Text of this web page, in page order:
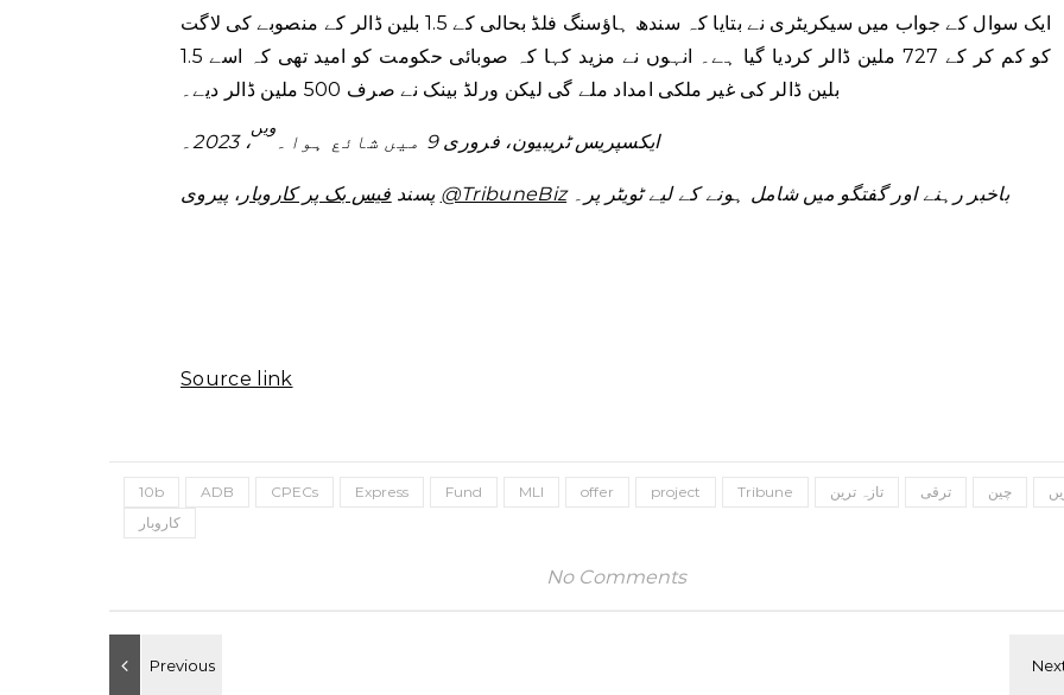
ایک سوال کے جواب میں سیکریٹری نے بتایا کہ سندھ ہاؤسنگ فلڈ بحالی کے 1.5 بلین ڈالر کے منصوبے کی لاگت
کو کم کر کے 727 ملین ڈالر کردیا گیا ہے۔ انہوں نے مزید کہا کہ صوبائی حکومت کو امید تھی کہ اسے 1.5
بلین ڈالر کی غیر ملکی امداد ملے گی لیکن ورلڈ بینک نے صرف 500 ملین ڈالر دیے۔
ایکسپریس ٹریبیون، فروری 9 میں شائع ہوا۔
ویں
، 2023۔
پسند فیس بک پر کاروبار ، پیروی @TribuneBiz باخبر رہنے اور گفتگو میں شامل ہونے کے لیے ٹویٹر پر۔
Source link
10b ADB CPECs Express Fund MLI offer project Tribune تازہ ترین ترقی چین
کاروبار
No Comments